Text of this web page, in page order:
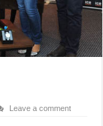
Leave a comment